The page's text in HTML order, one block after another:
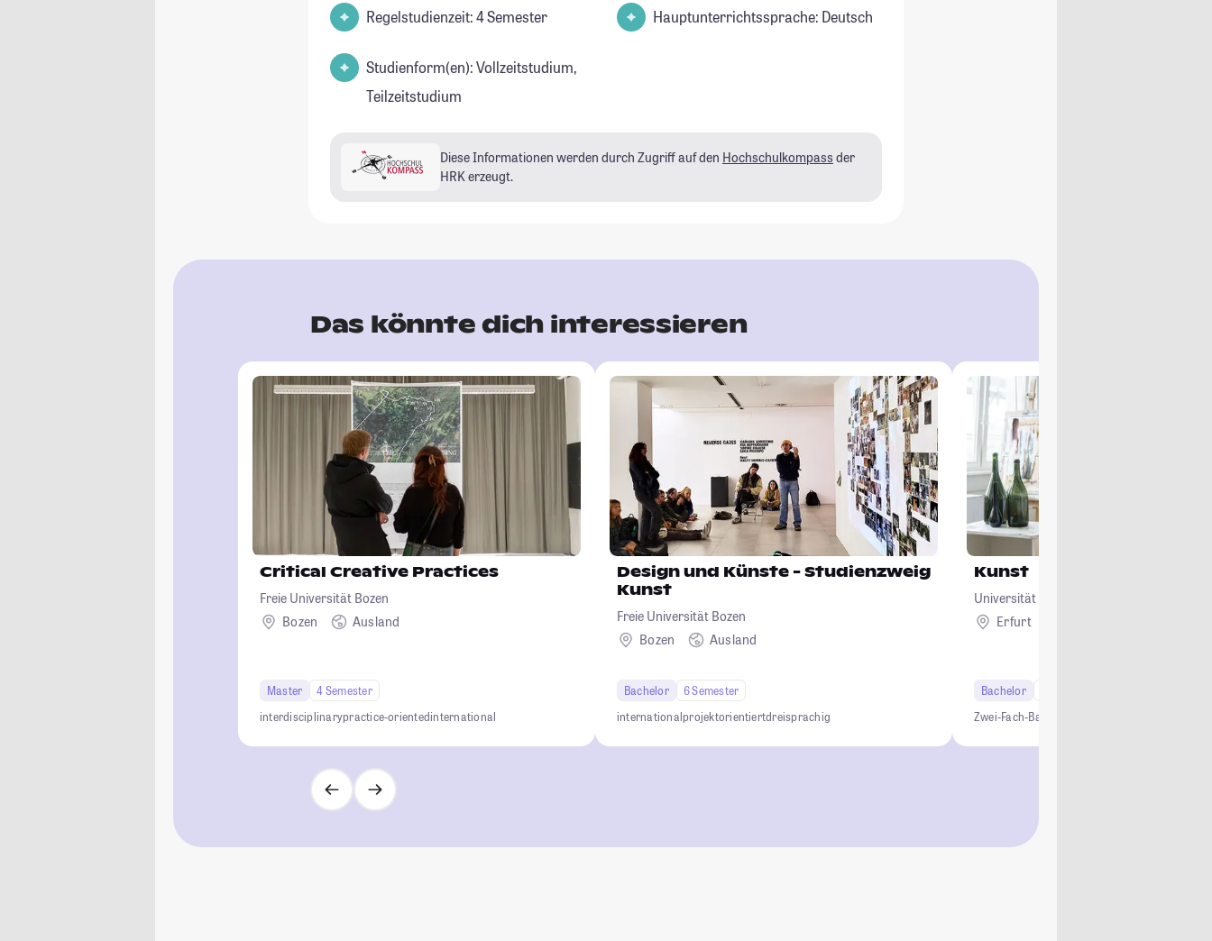
Regelstudienzeit: 4 Semester
Studienform(en): Vollzeitstudium,
Teilzeitstudium
Hauptunterrichtssprache: Deutsch
Diese Informationen werden durch Zugriff auf den Hochschulkompass der
HRK erzeugt.
Das könnte dich interessieren
Critical Creative Practices
Freie Universität Bozen
Bozen
Ausland
Master
4 Semester
interdisciplinarypractice-orientedinternational
Design und Künste - Studienzweig
Kunst
Freie Universität Bozen
Bozen
Ausland
Bachelor
6 Semester
internationalprojektorientiertdreisprachig
Kunst
Universität Erfurt
Erfurt
Bachelor
Zwei-Fach-Bachelor